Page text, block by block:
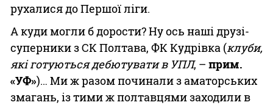
рухалися до Першої ліги.
А куди могли б дорости? Ну ось наші друзі-
суперники з СК Полтава, ФК Кудрівка (клуби,
які готуються дебютувати в УПЛ, – прим.
«УФ»)… Ми ж разом починали з аматорських
змагань, із тими ж полтавцями заходили в